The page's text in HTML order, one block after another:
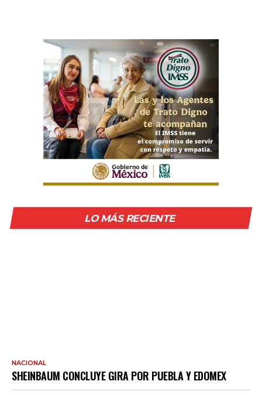
LO MÁS RECIENTE
NACIONAL
SHEINBAUM CONCLUYE GIRA POR PUEBLA Y EDOMEX